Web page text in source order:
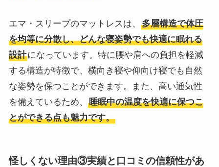
エマ・スリープのマットレスは、 多層構造で体圧
を均等に分散し、どんな寝姿勢でも快適に眠れる
設計になっています。特に腰や肩への負担を軽減
する構造が特徴で、横向き寝や仰向け寝でも自然
な姿勢を保つことができます。また、高い通気性
を備えているため、 睡眠中の温度を快適に保つこ
とができる点も魅力です。
怪しくない理由③実績と口コミの信頼性があ